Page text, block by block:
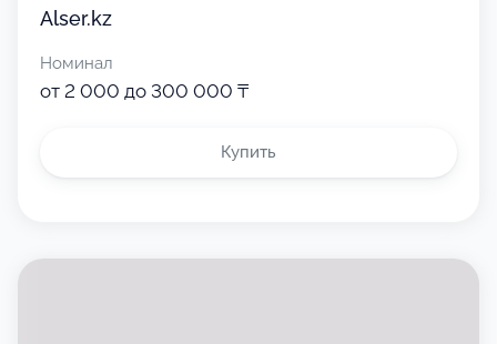
Alser.kz
Номинал
от 2 000 до 300 000 ₸
Купить